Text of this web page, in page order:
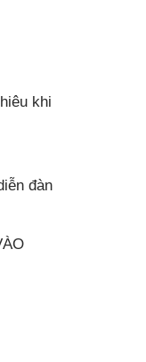
khi
đàn